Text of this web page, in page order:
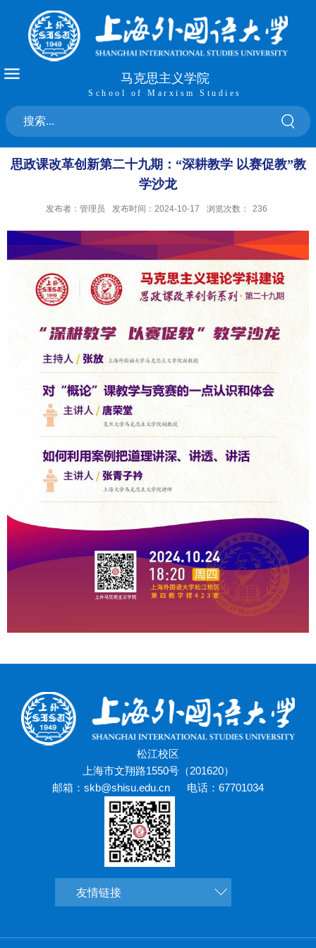
马克思主义学院
School of Marxism Studies
思政课改革创新第二十九期：“深耕教学 以赛促教”教
学沙龙
发布者：管理员 发布时间：2024-10-17 浏览次数： 236
松江校区
上海市文翔路1550号（201620）
邮箱：skb@shisu.edu.cn
电话：67701034
友情链接